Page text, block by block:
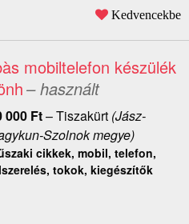
Kedvencekbe
mobiltelefon készülék
– használt
000 Ft–Tiszakürt(Jász-
Szolnok megye)
cikkek, mobil, telefon,
tokok, kiegészítők